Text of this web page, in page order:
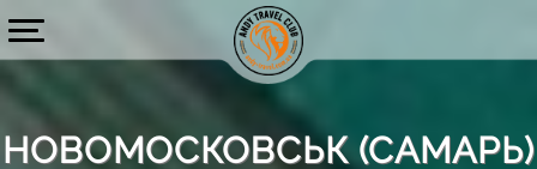
НОВОМОСКОВСЬК (САМАРЬ)